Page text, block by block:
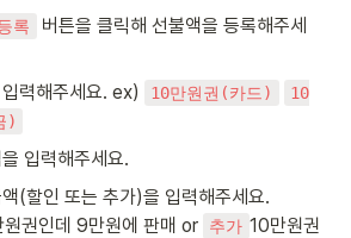
록
버튼을 클릭해 선불액을 등록해주세
력해주세요. ex) 10만원권(카드)
10
)
입력해주세요.
(할인 또는 추가)을 입력해주세요.
권인데 9만원에 판매 or 추가 10만원권